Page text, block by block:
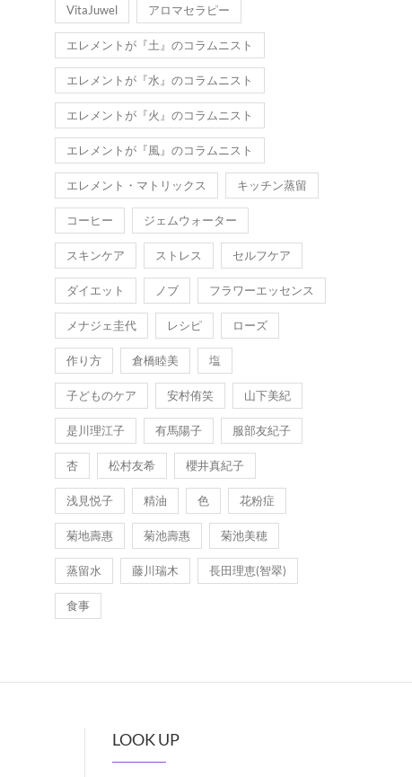
VitaJuwel アロマセラピー
エレメントが『土』のコラムニスト
エレメントが『水』のコラムニスト
エレメントが『火』のコラムニスト
エレメントが『風』のコラムニスト
エレメント・マトリックス キッチン蒸留
コーヒー ジェムウォーター
スキンケア ストレス セルフケア
ダイエット ノブ フラワーエッセンス
メナジェ圭代 レシピ ローズ
作り方 倉橋睦美 塩
子どものケア 安村侑笑 山下美紀
是川理江子 有馬陽子 服部友紀子
杏 松村友希 櫻井真紀子
浅見悦子 精油 色 花粉症
菊地壽惠 菊池壽惠 菊池美穂
蒸留水 藤川瑞木 長田理恵(智翠)
食事
LOOK UP